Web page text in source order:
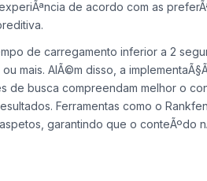
mÃ³vel e a clareza na
de acordo com as
de carregamento inferior a 2
mais. AlÃ©m disso, a
de busca compreendam melhor o
Ferramentas como o
garantindo que o conteÃºdo